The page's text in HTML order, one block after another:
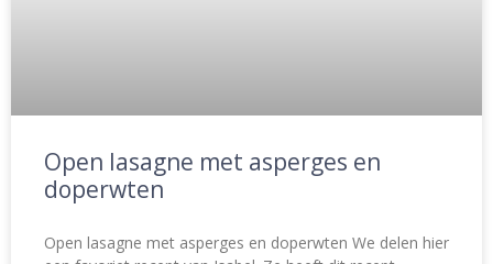
Open lasagne met asperges en
doperwten
Open lasagne met asperges en doperwten We delen hier